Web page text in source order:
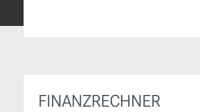
FINANZRECHNER